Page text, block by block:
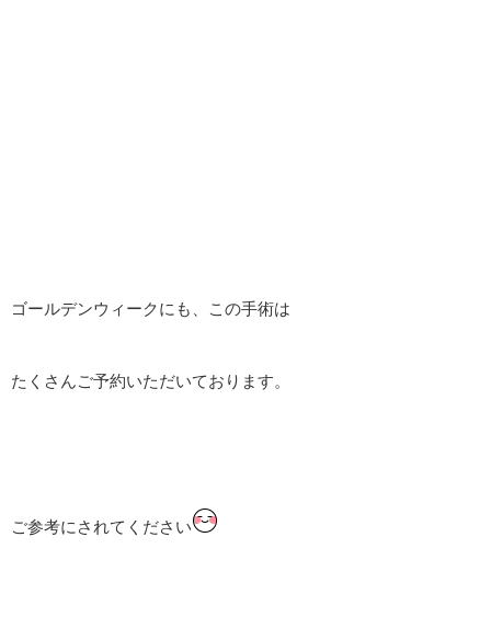
ゴールデンウィークにも、この手術は
たくさんご予約いただいております。
ご参考にされてください